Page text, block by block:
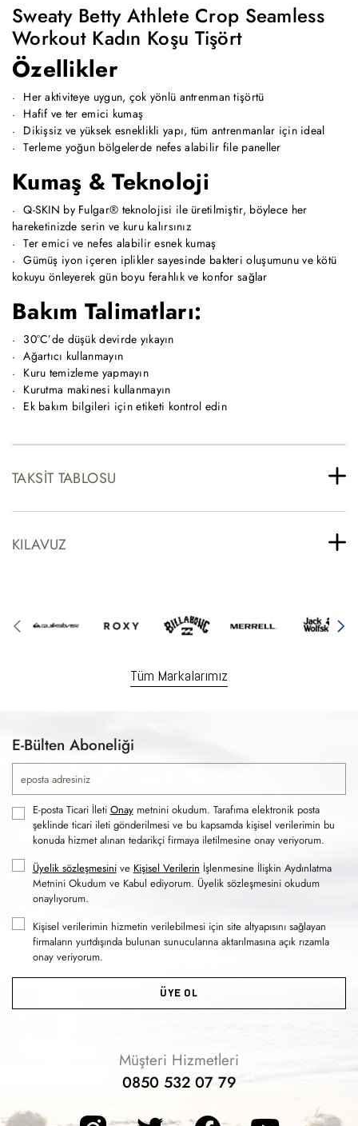
Sweaty Betty Athlete Crop Seamless
Workout Kadın Koşu Tişört
Özellikler
Her aktiviteye uygun, çok yönlü antrenman tişörtü
Hafif ve ter emici kumaş
Dikişsiz ve yüksek esneklikli yapı, tüm antrenmanlar için ideal
Terleme yoğun bölgelerde nefes alabilir file paneller
Kumaş & Teknoloji
Q-SKIN by Fulgar® teknolojisi ile üretilmiştir, böylece her
hareketinizde serin ve kuru kalırsınız
Ter emici ve nefes alabilir esnek kumaş
Gümüş iyon içeren iplikler sayesinde bakteri oluşumunu ve kötü
kokuyu önleyerek gün boyu ferahlık ve konfor sağlar
Bakım Talimatları:
30°C’de düşük devirde yıkayın
Ağartıcı kullanmayın
Kuru temizleme yapmayın
Kurutma makinesi kullanmayın
Ek bakım bilgileri için etiketi kontrol edin
TAKSIT TABLOSU
KILAVUZ
Tüm Markalarımız
E-Bülten Aboneliği
E-posta Ticari İleti Onaymetnini okudum. Tarafıma elektronik posta
şeklinde ticari ileti gönderilmesi ve bu kapsamda kişisel verilerimin bu
konuda hizmet alınan tedarikçi firmaya iletilmesine onay veriyorum.
Üyelik sözleşmesinive Kişisel Verilerin İşlenmesine İlişkin Aydınlatma
Metnini Okudum ve Kabul ediyorum. Üyelik sözleşmesini okudum
onaylıyorum.
Kişisel verilerimin hizmetin verilebilmesi için site altyapısını sağlayan
firmaların yurtdışında bulunan sunucularına aktarılmasına açık rızamla
onay veriyorum.
ÜYE OL
Müşteri Hizmetleri
0850 532 07 79